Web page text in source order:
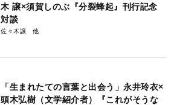
木 譲×須賀しのぶ『分裂蜂起』刊行記念
対談
佐々木譲
「生まれたての言葉と出会う」永井玲衣×
頭木弘樹（文学紹介者）『これがそうな